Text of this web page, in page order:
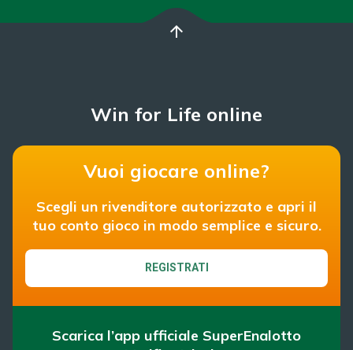
arrow_upward
Win for Life online
Vuoi giocare online?
Scegli un rivenditore autorizzato e apri il
tuo conto gioco in modo semplice e sicuro.
REGISTRATI
Scarica l’app ufficiale SuperEnalotto